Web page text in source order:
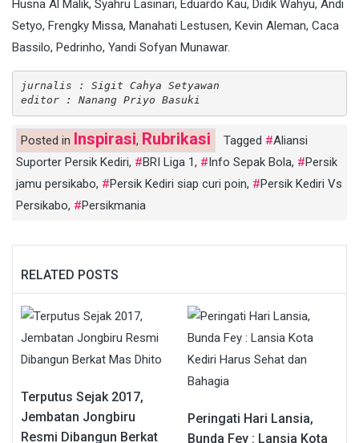
Husna Al Malik, Syahru Lasinari, Eduardo Kau, Didik Wahyu, Andi
Setyo, Frengky Missa, Manahati Lestusen, Kevin Aleman, Caca
Bassilo, Pedrinho, Yandi Sofyan Munawar.
jurnalis : Sigit Cahya Setyawan
editor : Nanang Priyo Basuki
Posted in Inspirasi, Rubrikasi Tagged
Aliansi
Suporter Persik Kediri, BRI Liga 1, Info Sepak Bola,
Persik
jamu persikabo, Persik Kediri siap curi poin,
Persik Kediri Vs
Persikabo, Persikmania
RELATED POSTS
Terputus Sejak 2017,
Jembatan Jongbiru
Resmi Dibangun Berkat
Peringati Hari Lansia,
Bunda Fey : Lansia Kota